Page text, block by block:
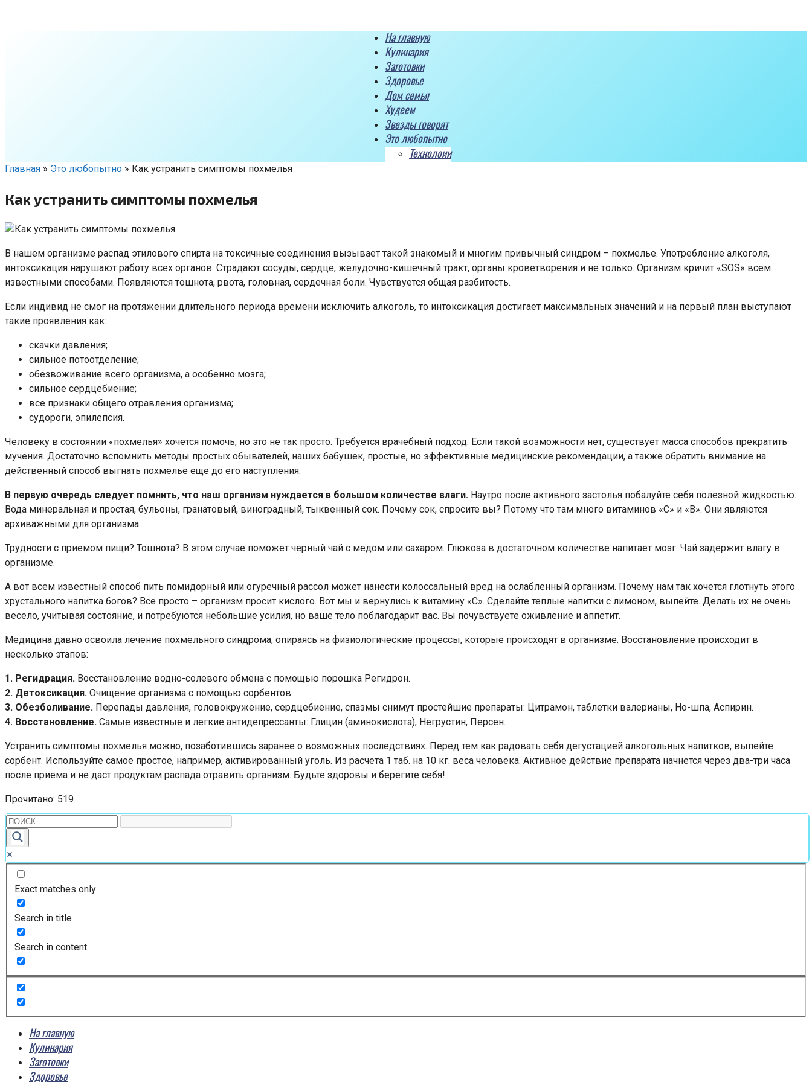
На главную
Кулинария
Заготовки
Здоровье
Дом семья
Худеем
Звезды говорят
Это любопытно
Технолоии
Главная » Это любопытно » Как устранить симптомы похмелья
Как устранить симптомы похмелья
В нашем организме распад этилового спирта на токсичные соединения вызывает такой знакомый и многим привычный синдром – похмелье. Употребление алкоголя,
интоксикация нарушают работу всех органов. Страдают сосуды, сердце, желудочно-кишечный тракт, органы кроветворения и не только. Организм кричит «SOS» всем
известными способами. Появляются тошнота, рвота, головная, сердечная боли. Чувствуется общая разбитость.
Если индивид не смог на протяжении длительного периода времени исключить алкоголь, то интоксикация достигает максимальных значений и на первый план выступают
такие проявления как:
скачки давления;
сильное потоотделение;
обезвоживание всего организма, а особенно мозга;
сильное сердцебиение;
все признаки общего отравления организма;
судороги, эпилепсия.
Человеку в состоянии «похмелья» хочется помочь, но это не так просто. Требуется врачебный подход. Если такой возможности нет, существует масса способов прекратить
мучения. Достаточно вспомнить методы простых обывателей, наших бабушек, простые, но эффективные медицинские рекомендации, а также обратить внимание на
действенный способ выгнать похмелье еще до его наступления.
В первую очередь следует помнить, что наш организм нуждается в большом количестве влаги. Наутро после активного застолья побалуйте себя полезной жидкостью.
Вода минеральная и простая, бульоны, гранатовый, виноградный, тыквенный сок. Почему сок, спросите вы? Потому что там много витаминов «С» и «В». Они являются
архиважными для организма.
Трудности с приемом пищи? Тошнота? В этом случае поможет черный чай с медом или сахаром. Глюкоза в достаточном количестве напитает мозг. Чай задержит влагу в
организме.
А вот всем известный способ пить помидорный или огуречный рассол может нанести колоссальный вред на ослабленный организм. Почему нам так хочется глотнуть этого
хрустального напитка богов? Все просто – организм просит кислого. Вот мы и вернулись к витамину «С». Сделайте теплые напитки с лимоном, выпейте. Делать их не очень
весело, учитывая состояние, и потребуются небольшие усилия, но ваше тело поблагодарит вас. Вы почувствуете оживление и аппетит.
Медицина давно освоила лечение похмельного синдрома, опираясь на физиологические процессы, которые происходят в организме. Восстановление происходит в
несколько этапов:
1. Регидрация. Восстановление водно-солевого обмена с помощью порошка Регидрон.
2. Детоксикация. Очищение организма с помощью сорбентов.
3. Обезболивание. Перепады давления, головокружение, сердцебиение, спазмы снимут простейшие препараты: Цитрамон, таблетки валерианы, Но-шпа, Аспирин.
4. Восстановление. Самые известные и легкие антидепрессанты: Глицин (аминокислота), Негрустин, Персен.
Устранить симптомы похмелья можно, позаботившись заранее о возможных последствиях. Перед тем как радовать себя дегустацией алкогольных напитков, выпейте
сорбент. Используйте самое простое, например, активированный уголь. Из расчета 1 таб. на 10 кг. веса человека. Активное действие препарата начнется через два-три часа
после приема и не даст продуктам распада отравить организм. Будьте здоровы и берегите себя!
Прочитано: 519
Exact matches only
Search in title
Search in content
На главную
Кулинария
Заготовки
Здоровье